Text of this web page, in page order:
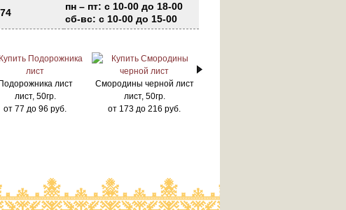
пн – пт: с 10-00 до 18-00
сб-вс: с 10-00 до 15-00
Подорожника лист
лист, 50гр.
от 77 до 96 руб.
Смородины черной лист
лист, 50гр.
от 173 до 216 руб.